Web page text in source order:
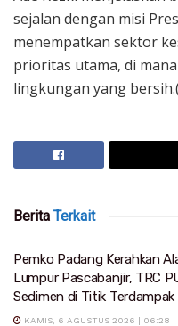
sejalan dengan misi
menempatkan sektor
prioritas utama, di
lingkungan yang
Berita Terkait
Pemko Padang Kerahkan
Lumpur Pascabanjir, TRC
Sedimen di Titik Terdampak
KAMIS, 6 AGUSTUS 2026 | 06:28